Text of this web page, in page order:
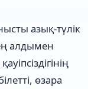
азық-түлік
алдымен
өзара